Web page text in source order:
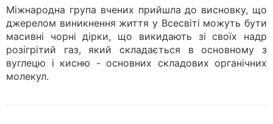
Міжнародна група вчених прийшла до висновку, що
джерелом виникнення життя у Всесвіті можуть бути
масивні чорні дірки, що викидають зі своїх надр
розігрітий газ, який складається в основному з
вуглецю і кисню - основних складових органічних
молекул.